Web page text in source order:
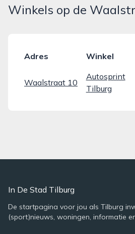
Winkels op de
Adres Winkel
Waalstraat 10
Autosprint
Tilburg
In De Stad Tilburg
De startpagina voor jou als Tilburg
(sport)nieuws, woningen, informatie